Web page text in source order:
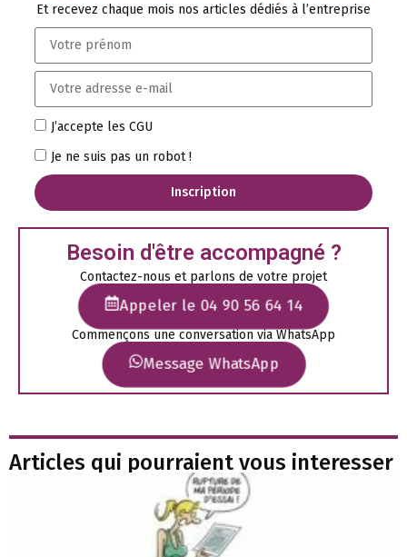
Et recevez chaque mois nos articles dédiés à l’entreprise
J’accepte les CGU
Je ne suis pas un robot !
Inscription
Besoin d'être accompagné ?
Contactez-nous et parlons de votre projet
Appeler le 04 90 56 64 14
Commençons une conversation via WhatsApp
Message WhatsApp
Articles qui pourraient vous interesser